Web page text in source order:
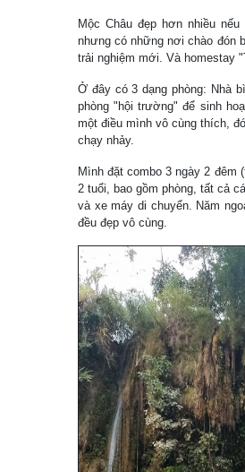
Mộc Châu đẹp hơn nhiều
nhưng có những nơi chào đón
trải nghiệm mới. Và homestay
Ở đây có 3 dạng phòng: Nhà
phòng "hội trường" để sinh
một điều mình vô cùng thích,
chạy nhảy.
Mình đặt combo 3 ngày 2
2 tuổi, bao gồm phòng, tất cả
và xe máy di chuyển. Năm
đều đẹp vô cùng.